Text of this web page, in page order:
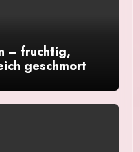
– fruchtig,
geschmort